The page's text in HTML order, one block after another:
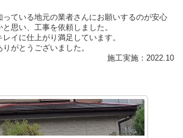
っている地元の業者さんにお願いするのが安心
と思い、工事を依頼しました。
レイに仕上がり満足しています。
りがとうございました。
施工実施：2022.10